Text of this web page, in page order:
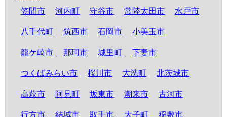
笠間市
河内町 守谷市 常陸太田市 水戸市
八千代町 筑西市 石岡市 小美玉市
龍ケ崎市 那珂市 城里町 下妻市
つくばみらい市 桜川市 大洗町 北茨城市
高萩市 阿見町 坂東市 潮来市 古河市
行方市 結城市 取手市 大子町 稲敷市